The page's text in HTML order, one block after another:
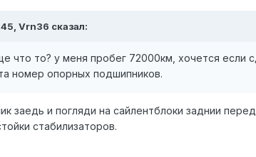
Vrn36 сказал:
что то? у меня пробег 72000км, хочется если
номер опорных подшипников.
заедь и погляди на сайлентблоки заднии
стабилизаторов.